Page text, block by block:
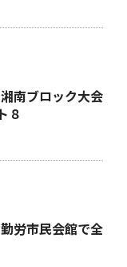
南ブロック大会
８
労市民会館で全